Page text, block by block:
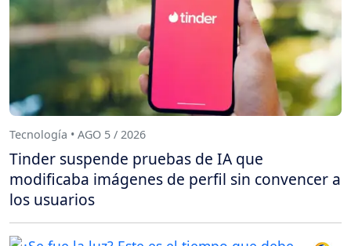
Tecnología • AGO 5 / 2026
Tinder suspende pruebas de IA que
modificaba imágenes de perfil sin convencer a
los usuarios